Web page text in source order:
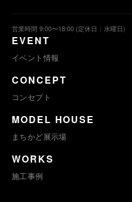
営業時間 9:00〜18:00 (定休日：水曜日)
EVENT
イベント情報
CONCEPT
コンセプト
MODEL HOUSE
まちかど展示場
WORKS
施工事例